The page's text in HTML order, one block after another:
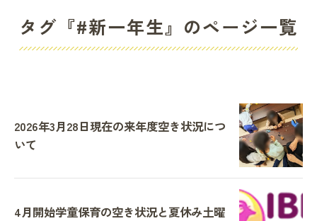
タグ『#新一年生』のページ一覧
2026年3月28日現在の来年度空き状況につ
いて
4月開始学童保育の空き状況と夏休み土曜